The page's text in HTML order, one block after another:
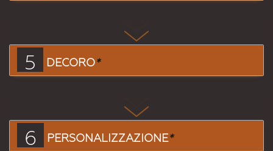
5 DECORO*
6 PERSONALIZZAZIONE*